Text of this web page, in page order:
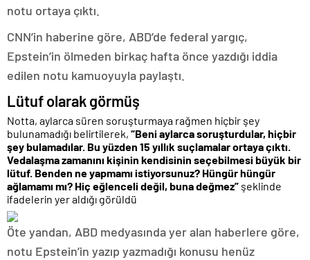
notu ortaya çıktı.
CNN’in haberine göre, ABD’de federal yargıç,
Epstein’in ölmeden birkaç hafta önce yazdığı iddia
edilen notu kamuoyuyla paylaştı.
Lütuf olarak görmüş
Notta, aylarca süren soruşturmaya rağmen hiçbir şey
bulunamadığı belirtilerek, “Beni aylarca soruşturdular, hiçbir
şey bulamadılar. Bu yüzden 15 yıllık suçlamalar ortaya çıktı.
Vedalaşma zamanını kişinin kendisinin seçebilmesi büyük bir
lütuf. Benden ne yapmamı istiyorsunuz? Hüngür hüngür
ağlamamı mı? Hiç eğlenceli değil, buna değmez” şeklinde
ifadelerin yer aldığı görüldü
Öte yandan, ABD medyasında yer alan haberlere göre,
notu Epstein’in yazıp yazmadığı konusu henüz